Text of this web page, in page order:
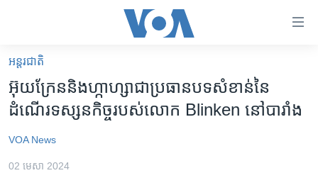
គេហទំព័រ​
ទាក់ទង
រំលង​
និង​
ទំព័រ​
អន្តរជាតិ
អន្តរជាតិ
អ៊ុយក្រែន​និង​ហ្កាហ្សា​ជា​ប្រធានបទ​សំខាន់​នៃ​
ដំណើរ​ទស្សនកិច្ច​របស់​លោក Blinken នៅ​បារាំង
VOA News
02 មេសា 2024